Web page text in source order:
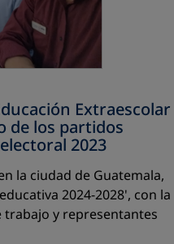
Extraescolar
de los partidos
2023
la ciudad de Guatemala,
2024-2028', con la
y representantes